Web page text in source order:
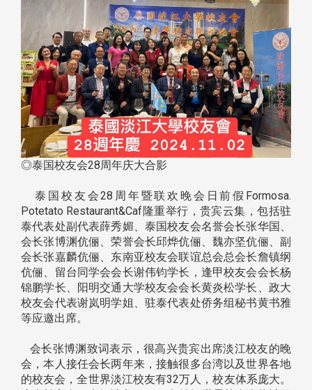
◎泰国校友会28周年庆大合影
泰国校友会28周年暨联欢晚会日前假Formosa.
Potetato Restaurant&Caf隆重举行，贵宾云集，包括驻
泰代表处副代表薛秀媚、泰国校友会名誉会长张华国、
会长张博渊伉俪、荣誉会长邱烨伉俪、魏亦坚伉俪、副
会长张嘉麟伉俪、东南亚校友会联谊总会总会长詹镇纲
伉俪、留台同学会会长谢伟钧学长，逢甲校友会会长杨
锦鹏学长、阳明交通大学校友会会长黄炎松学长、政大
校友会代表谢岚明学姐、驻泰代表处侨务组秘书黄书雅
等应邀出席。
会长张博渊致词表示，很高兴贵宾出席淡江校友的晚
会，本人接任会长两年来，接触很多台湾以及世界各地
的校友会，全世界淡江校友有32万人，校友体系庞大。